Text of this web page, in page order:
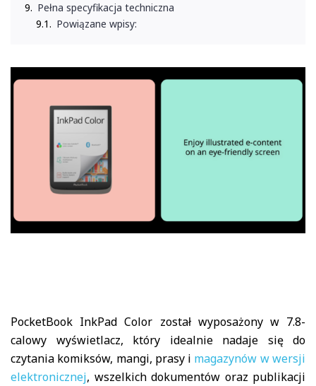
Pełna specyfikacja techniczna
Powiązane wpisy:
PocketBook InkPad Color został wyposażony w 7.8-
calowy wyświetlacz, który idealnie nadaje się do
czytania komiksów, mangi, prasy i magazynów w wersji
elektronicznej, wszelkich dokumentów oraz publikacji